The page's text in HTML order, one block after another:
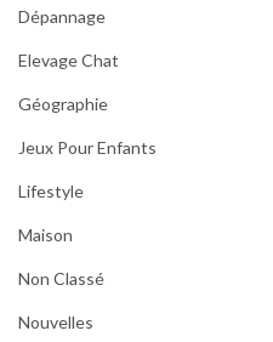
Dépannage
Elevage Chat
Géographie
Jeux Pour Enfants
Lifestyle
Maison
Non Classé
Nouvelles